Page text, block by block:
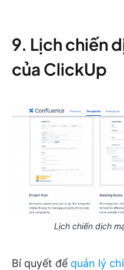
9. Lịch chiến
của ClickUp
Lịch chiến dịch
Bí quyết để quản lý